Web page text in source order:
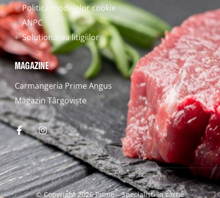
Politica modulelor cookie
ANPC
Soluționarea litigiilor
MAGAZINE
Carmangeria Prime Angus
Magazin Târgoviște
© Copyright 2026 Prime – Specialiști în carne